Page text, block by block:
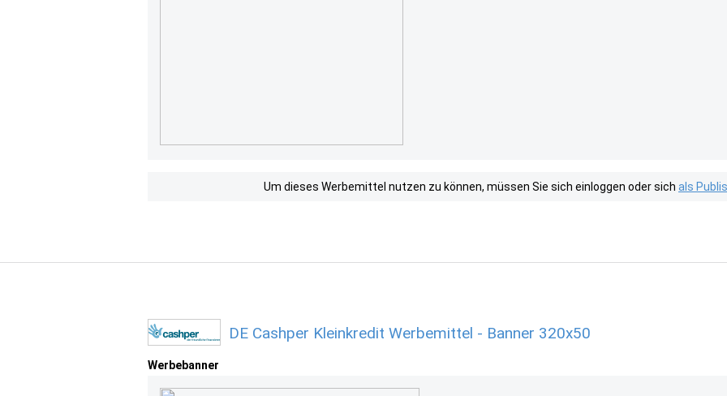
Um dieses Werbemittel nutzen zu können, müssen Sie sich einloggen oder sich als
DE Cashper Kleinkredit Werbemittel - Banner 320x50
Werbebanner